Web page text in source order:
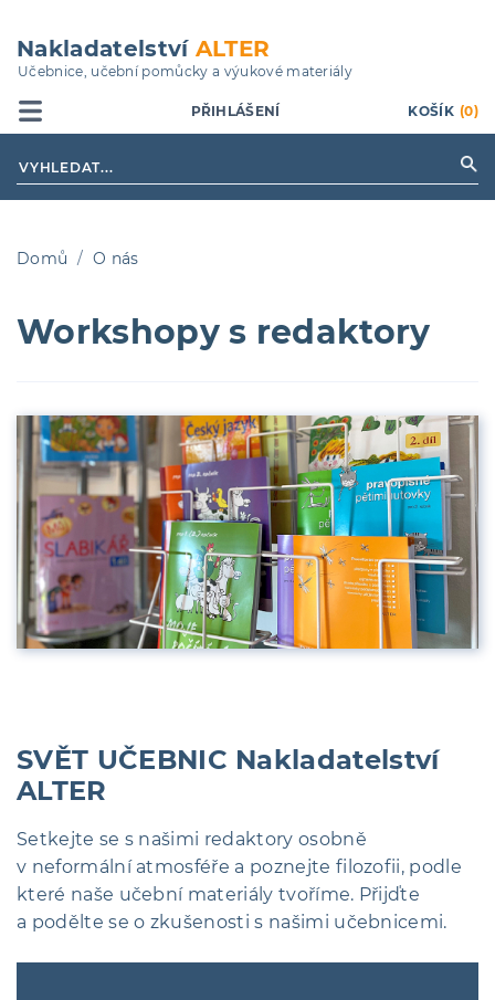
hlavnímu
obsahu
Nakladatelství ALTER
Učebnice, učební pomůcky a výukové materiály
PŘIHLÁŠENÍ KOŠÍK (0)
navigace
Domů O nás
Workshopy s redaktory
SVĚT UČEBNIC Nakladatelství
ALTER
Setkejte se s našimi redaktory osobně
v neformální atmosféře a poznejte filozofii, podle
které naše učební materiály tvoříme. Přijďte
a podělte se o zkušenosti s našimi učebnicemi.